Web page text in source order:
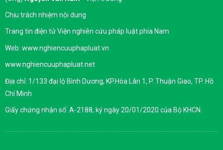
Chịu trách nhiệm nội dung
Trang tin điện tử Viện nghiên cứu pháp luật phía Nam
Web: www.nghiencuuphapluat.vn
www.nghiencuuphapluat.net
Địa chỉ: 1/133 đại lộ Bình Dương, KP.Hòa Lân 1, P. Thuận Giao, TP. Hồ
Chí Minh
Giấy chứng nhận số: A-2188, ký ngày 20/01/2020 của Bộ KHCN.